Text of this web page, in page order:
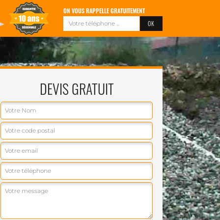
ON VOUS RAPPELLE GRATUITEMENT
DEVIS GRATUIT